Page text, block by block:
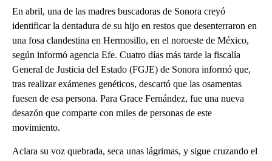
En abril, una de las madres buscadoras de Sonora creyó
identificar la dentadura de su hijo en restos que desenterraron en
una fosa clandestina en Hermosillo, en el noroeste de México,
según informó agencia Efe. Cuatro días más tarde la fiscalía
General de Justicia del Estado (FGJE) de Sonora informó que,
tras realizar exámenes genéticos, descartó que las osamentas
fuesen de esa persona. Para Grace Fernández, fue una nueva
desazón que comparte con miles de personas de este
movimiento.
Aclara su voz quebrada, seca unas lágrimas, y sigue cruzando el